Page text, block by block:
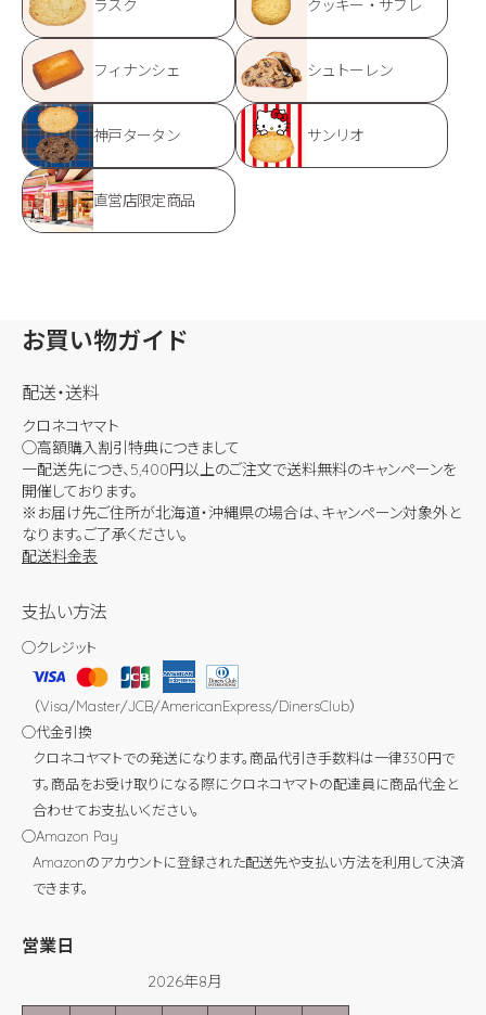
ラスク クッキー・サブレ
フィナンシェ シュトーレン
神戸タータン サンリオ
直営店限定商品
お買い物ガイド
配送・送料
クロネコヤマト
◯高額購入割引特典につきまして
一配送先につき、5,400円以上のご注文で送料無料のキャンペーンを
開催しております。
※お届け先ご住所が北海道・沖縄県の場合は、キャンペーン対象外と
なります。ご了承ください。
配送料金表
支払い方法
◯クレジット
（Visa/Master/JCB/AmericanExpress/DinersClub）
◯代金引換
クロネコヤマトでの発送になります。商品代引き手数料は一律330円で
す。商品をお受け取りになる際にクロネコヤマトの配達員に商品代金と
合わせてお支払いください。
◯Amazon Pay
Amazonのアカウントに登録された配送先や支払い方法を利用して決済
できます。
営業日
2026年8月